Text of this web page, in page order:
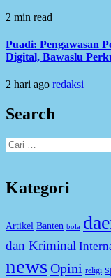
2 min read
Puadi: Pengawasan
Digital, Bawaslu
2 hari ago redaksi
Search
Cari
untuk:
Kategori
Artikel Banten bola
dan Kriminal
newsOpini religi